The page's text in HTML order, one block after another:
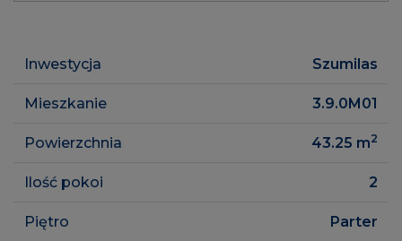
Inwestycja Szumilas
Mieszkanie 3.9.0M01
Powierzchnia 43.25 m2
Ilość pokoi 2
Piętro Parter